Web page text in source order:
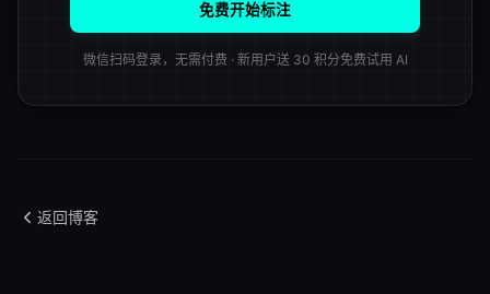
免费开始标注
微信扫码登录，无需付费 · 新用户送 30 积分免费试用 AI
返回博客